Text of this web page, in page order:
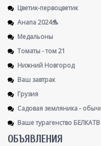
Цветик-первоцветик
Анапа 2024🐬
Медальоны
Томаты - том 21
Нижний Новгород
Ваш завтрак
Грузия
Садовая земляника -
Ваше турагенство БЕЛКАТВ
ОБЪЯВЛЕНИЯ